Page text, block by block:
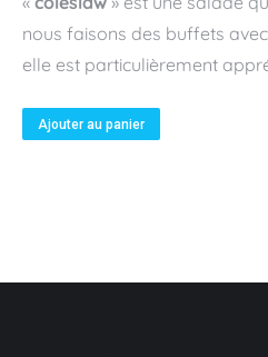
nous faisons des buffets
elle est particulièrement
Ajouter au panier